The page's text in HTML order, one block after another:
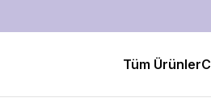
Tüm Ürünler